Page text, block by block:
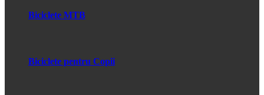
Biciclete MTB
Biciclete pentru Copii